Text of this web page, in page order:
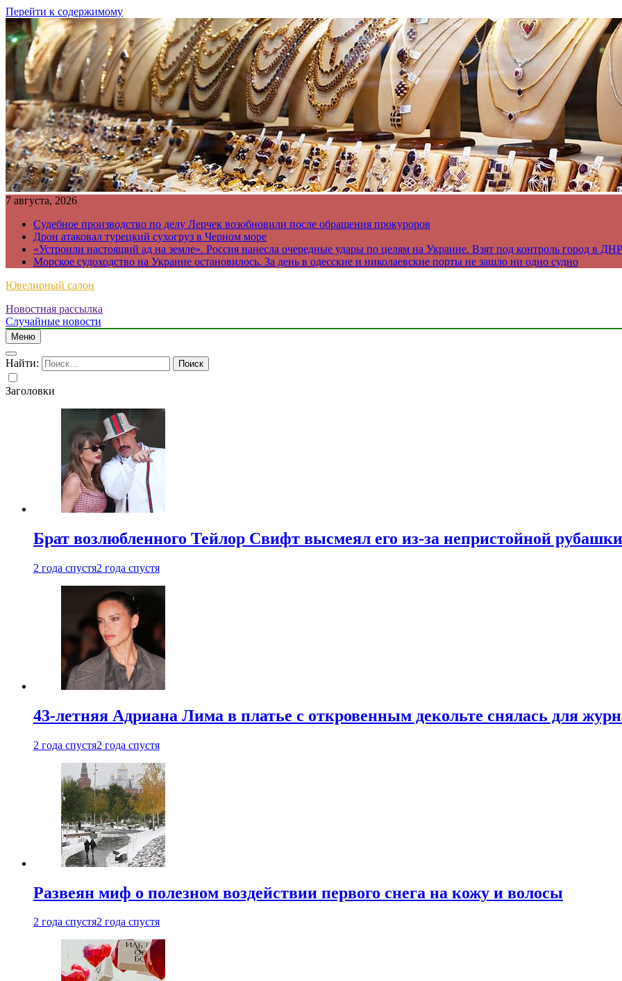
Перейти к содержимому
7 августа, 2026
Судебное производство по делу Лерчек возобновили после обращения прокуроров
Дрон атаковал турецкий сухогруз в Черном море
«Устроили настоящий ад на земле». Россия нанесла очередные удары по целям на Украине. Взят под контроль город в ДНР
Морское судоходство на Украине остановилось. За день в одесские и николаевские порты не зашло ни одно судно
Ювелирный салон
Новостная рассылка
Случайные новости
Меню
Найти:
Заголовки
Брат возлюбленного Тейлор Свифт высмеял его из-за непристойной
2 года спустя2 года спустя
43-летняя Адриана Лима в платье с откровенным декольте снялась для
2 года спустя2 года спустя
Развеян миф о полезном воздействии первого снега на кожу и волосы
2 года спустя2 года спустя